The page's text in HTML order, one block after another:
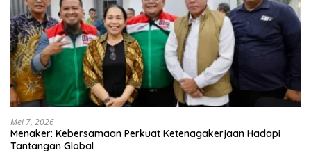
Mei 7, 2026
Menaker: Kebersamaan Perkuat Ketenagakerjaan Hadapi
Tantangan Global